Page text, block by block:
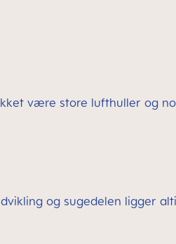
være store lufthuller og
og sugedelen ligger